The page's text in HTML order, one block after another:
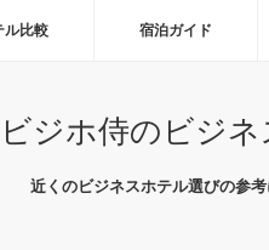
ル比較 宿泊ガイド
ビジホ侍のビジ
近くのビジネスホテル選びの参